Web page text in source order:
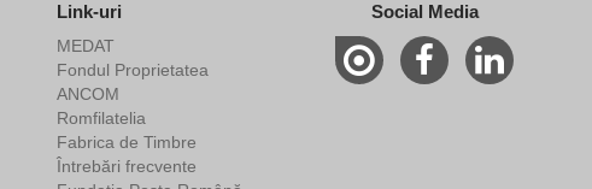
Link-uri
MEDAT
Fondul Proprietatea
ANCOM
Romfilatelia
Fabrica de Timbre
Întrebări frecvente
Social Media